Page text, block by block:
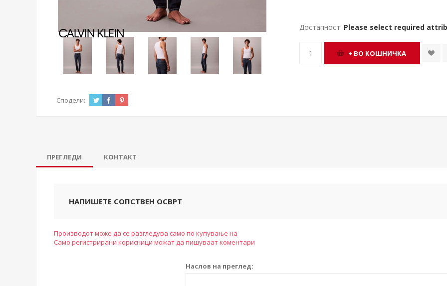
Достапност: Please select required
Сподели:
ПРЕГЛЕДИ КОНТАКТ
НАПИШЕТЕ СОПСТВЕН ОСВРТ
Производот може да се разгледува само по купување на
Само регистрирани корисници можат да пишуваат коментари
Наслов на преглед: